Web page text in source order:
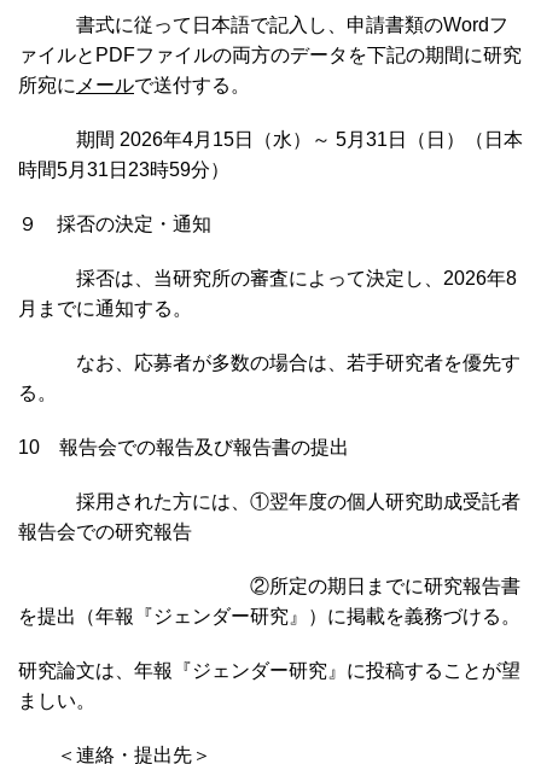
書式に従って日本語で記入し、申請書類のWordフ
ァイルとPDFファイルの両方のデータを下記の期間に研究
所宛に メールで送付する。
期間 2026年4月15日（水）～ 5月31日（日）（日本
時間5月31日23時59分）
９ 採否の決定・通知
採否は、当研究所の審査によって決定し、2026年8
月までに通知する。
なお、応募者が多数の場合は、若手研究者を優先す
る。
10 報告会での報告及び報告書の提出
採用された方には、①翌年度の個人研究助成受託者
報告会での研究報告
②所定の期日までに研究報告書
を提出（年報『ジェンダー研究』）に掲載を義務づける。
研究論文は、年報『ジェンダー研究』に投稿することが望
ましい。
＜連絡・提出先＞